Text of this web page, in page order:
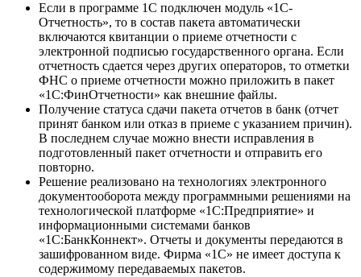
Если в программе 1С подключен модуль «1С-
Отчетность», то в состав пакета автоматически
включаются квитанции о приеме отчетности с
электронной подписью государственного органа. Если
отчетность сдается через других операторов, то отметки
ФНС о приеме отчетности можно приложить в пакет
«1С:ФинОтчетности» как внешние файлы.
Получение статуса сдачи пакета отчетов в банк (отчет
принят банком или отказ в приеме с указанием причин).
В последнем случае можно внести исправления в
подготовленный пакет отчетности и отправить его
повторно.
Решение реализовано на технологиях электронного
документооборота между программными решениями на
технологической платформе «1С:Предприятие» и
информационными системами банков
«1С:БанкКоннект». Отчеты и документы передаются в
зашифрованном виде. Фирма «1С» не имеет доступа к
содержимому передаваемых пакетов.